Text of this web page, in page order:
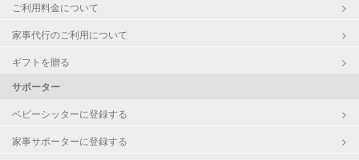
ご利用料金について
家事代行のご利用について
ギフトを贈る
サポーター
ベビーシッターに登録する
家事サポーターに登録する